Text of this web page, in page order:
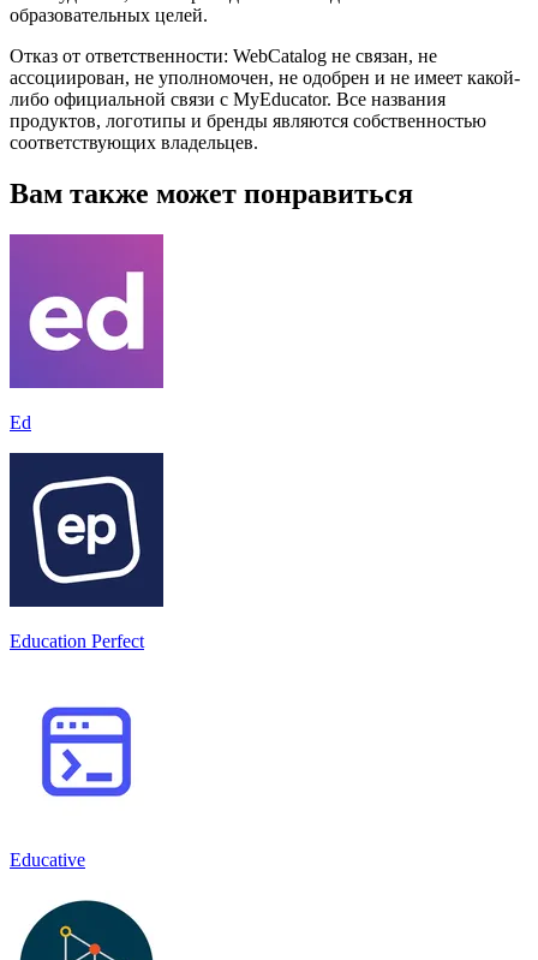
образовательных целей.
Отказ от ответственности: WebCatalog не связан, не
ассоциирован, не уполномочен, не одобрен и не имеет какой-
либо официальной связи с MyEducator. Все названия
продуктов, логотипы и бренды являются собственностью
соответствующих владельцев.
Вам также может понравиться
Ed
Education Perfect
Educative